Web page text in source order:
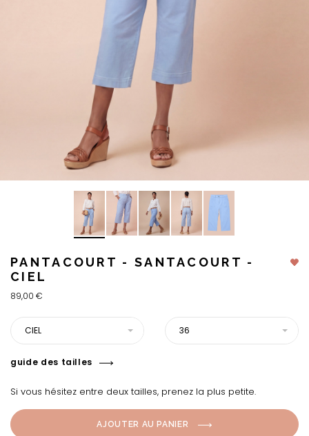
PANTACOURT - SANTACOURT -
CIEL
89,00 €
CIEL 36
guide des tailles
Si vous hésitez entre deux tailles, prenez la plus petite.
AJOUTER AU PANIER